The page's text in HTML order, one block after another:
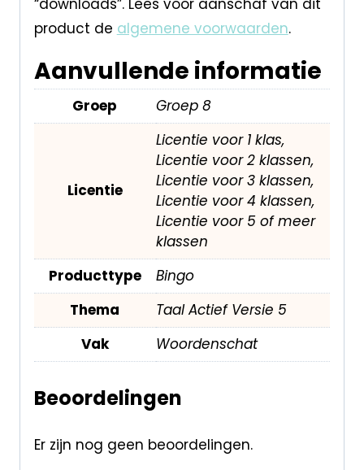
product de algemene voorwaarden.
Aanvullende informatie
Groep Groep 8
Licentie
Licentie voor 1 klas,
Licentie voor 2 klassen,
Licentie voor 3 klassen,
Licentie voor 4 klassen,
Licentie voor 5 of meer
klassen
Producttype
Bingo
Thema
Taal Actief Versie 5
Vak
Woordenschat
Beoordelingen
Er zijn nog geen beoordelingen.